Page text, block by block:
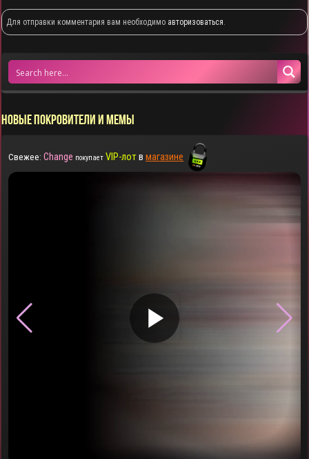
Для отправки комментария вам необходимо авторизоваться.
НОВЫЕ ПОКРОВИТЕЛИ И МЕМЫ
Свежее: Change покупает VIP-лотвмагазине
▶